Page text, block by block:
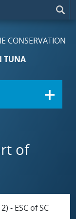
CONSERVATION
TUNA
of
- ESC of SC